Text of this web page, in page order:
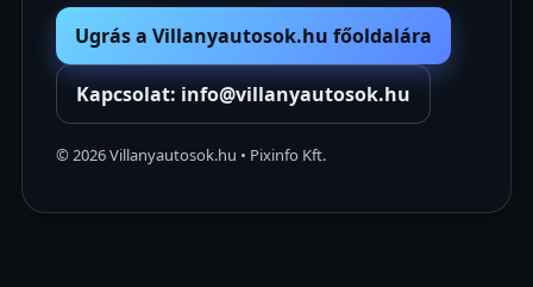
Ugrás a Villanyautosok.hu főoldalára
Kapcsolat: info@villanyautosok.hu
© 2026Villanyautosok.hu • Pixinfo Kft.